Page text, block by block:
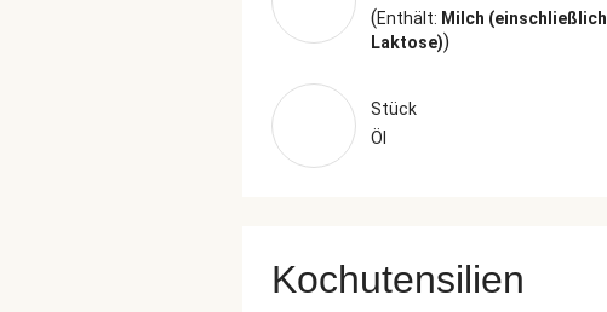
(Enthält: Milch (einschließlich
Laktose))
Stück
Öl
Kochutensilien